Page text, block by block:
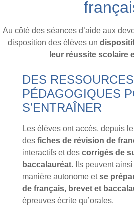
Au côté des séances d’aide aux
disposition des élèves un
leur réussite scolaire
DES RESSOURCES
PÉDAGOGIQUES
S’ENTRAÎNER
Les élèves ont accès, depuis
des fiches de révision de
interactifs et des corrigés de
baccalauréat. Ils peuvent ainsi
manière autonome etse
de français, brevet et
épreuves écrite qu’orales.